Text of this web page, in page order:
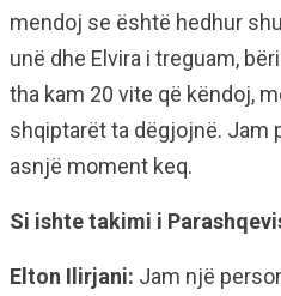
mendoj se është hedhur
unë dhe Elvira i treguam,
tha kam 20 vite që këndoj,
shqiptarët ta dëgjojnë. Jam
asnjë moment keq.
Si ishte takimi i
Elton Ilirjani: Jam një